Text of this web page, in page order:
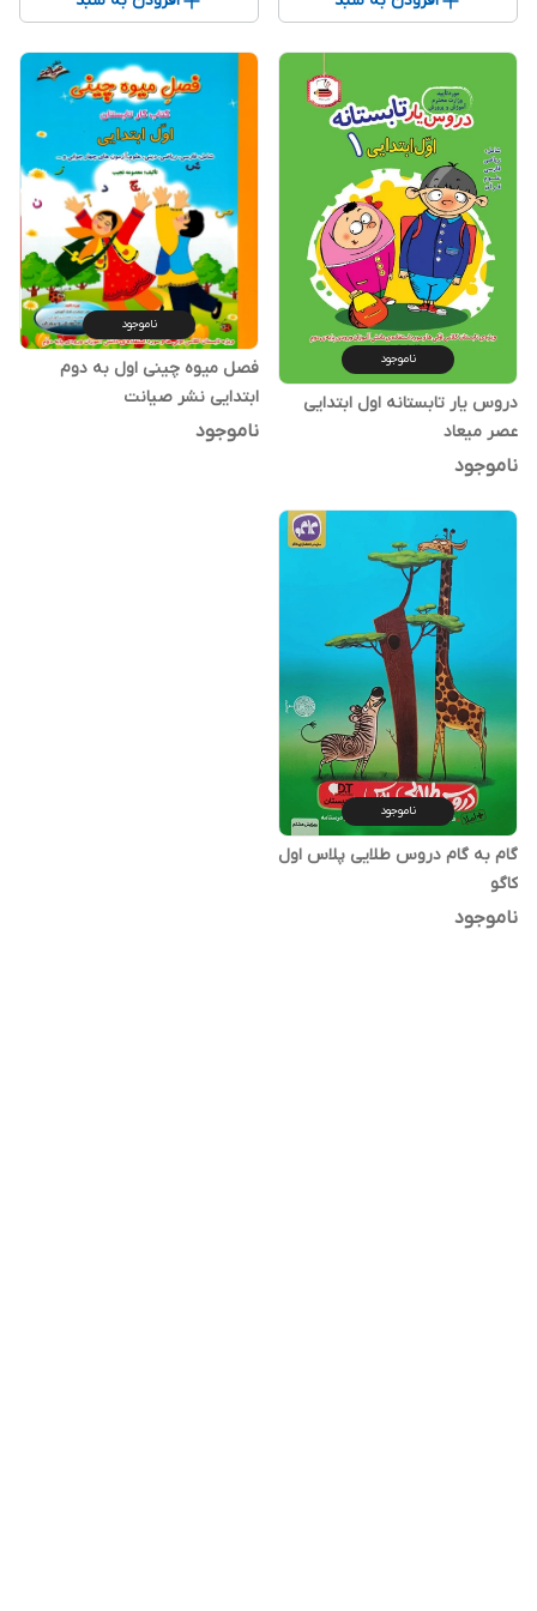
ناموجود
دروس یار تابستانه اول ابتدایی
عصر میعاد
ناموجود
ناموجود
فصل میوه چینی اول به دوم
ابتدایی نشر صیانت
ناموجود
ناموجود
گام به گام دروس طلایی پلاس اول
کاگو
ناموجود